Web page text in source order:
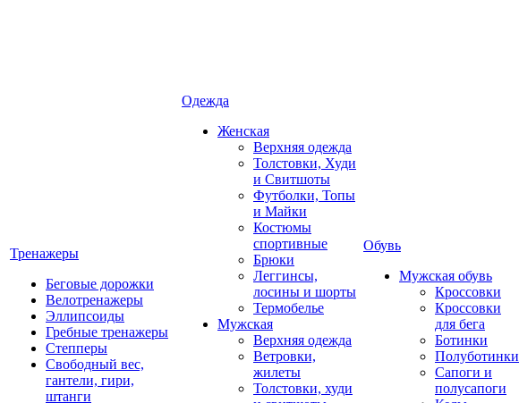
Тренажеры
Беговые дорожки
Велотренажеры
Эллипсоиды
Гребные тренажеры
Степперы
Свободный вес,
гантели, гири,
штанги
Одежда
Женская
Верхняя одежда
Толстовки, Худи
и Свитшоты
Футболки, Топы
и Майки
Костюмы
спортивные
Брюки
Леггинсы,
лосины и шорты
Термобелье
Мужская
Верхняя одежда
Ветровки,
жилеты
Толстовки, худи
Обувь
Мужская обувь
Кроссовки
Кроссовки
для бега
Ботинки
Полуботинки
Сапоги и
полусапоги